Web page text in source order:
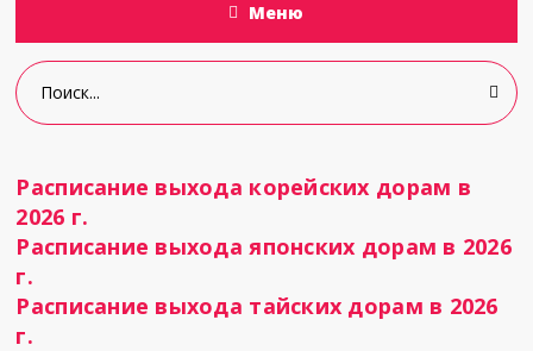
Меню
Расписание выхода корейских дорам в
2026 г.
Расписание выхода японских дорам в 2026
г.
Расписание выхода тайских дорам в 2026
г.